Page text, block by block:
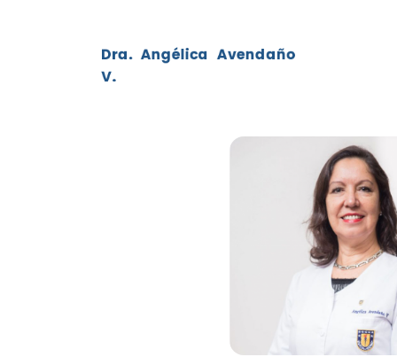
Dra. Angélica Avendaño
V.